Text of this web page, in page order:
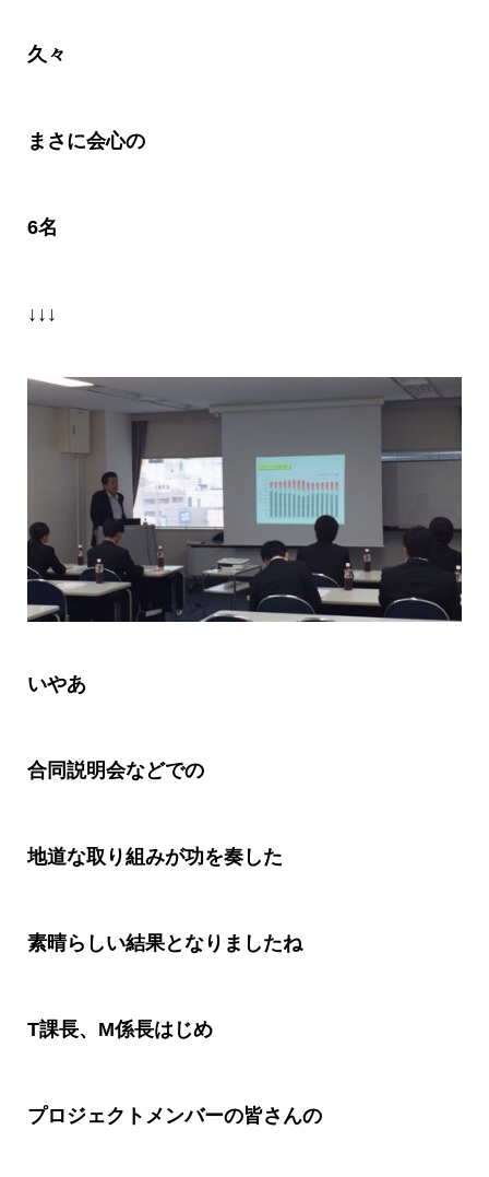
久々
まさに会心の
6名
↓↓↓
いやあ
合同説明会などでの
地道な取り組みが功を奏した
素晴らしい結果となりましたね
T課長、 M係長はじめ
プロジェクトメンバーの皆さんの